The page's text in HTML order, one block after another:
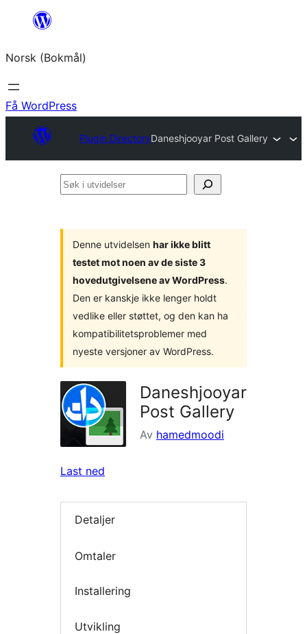
Hopp
innhold
Norsk (Bokmål)
Få WordPress
Plugin DirectoryDaneshjooyar Post Gallery
Søk
Denne utvidelsen har ikke blitt
testet mot noen av de siste 3
hovedutgivelsene av WordPress.
Den er kanskje ikke lenger holdt
vedlike eller støttet, og den kan ha
kompatibilitetsproblemer med
nyeste versjoner av WordPress.
Daneshjooyar
Post Gallery
Av hamedmoodi
Last ned
Detaljer
Omtaler
Installering
Utvikling